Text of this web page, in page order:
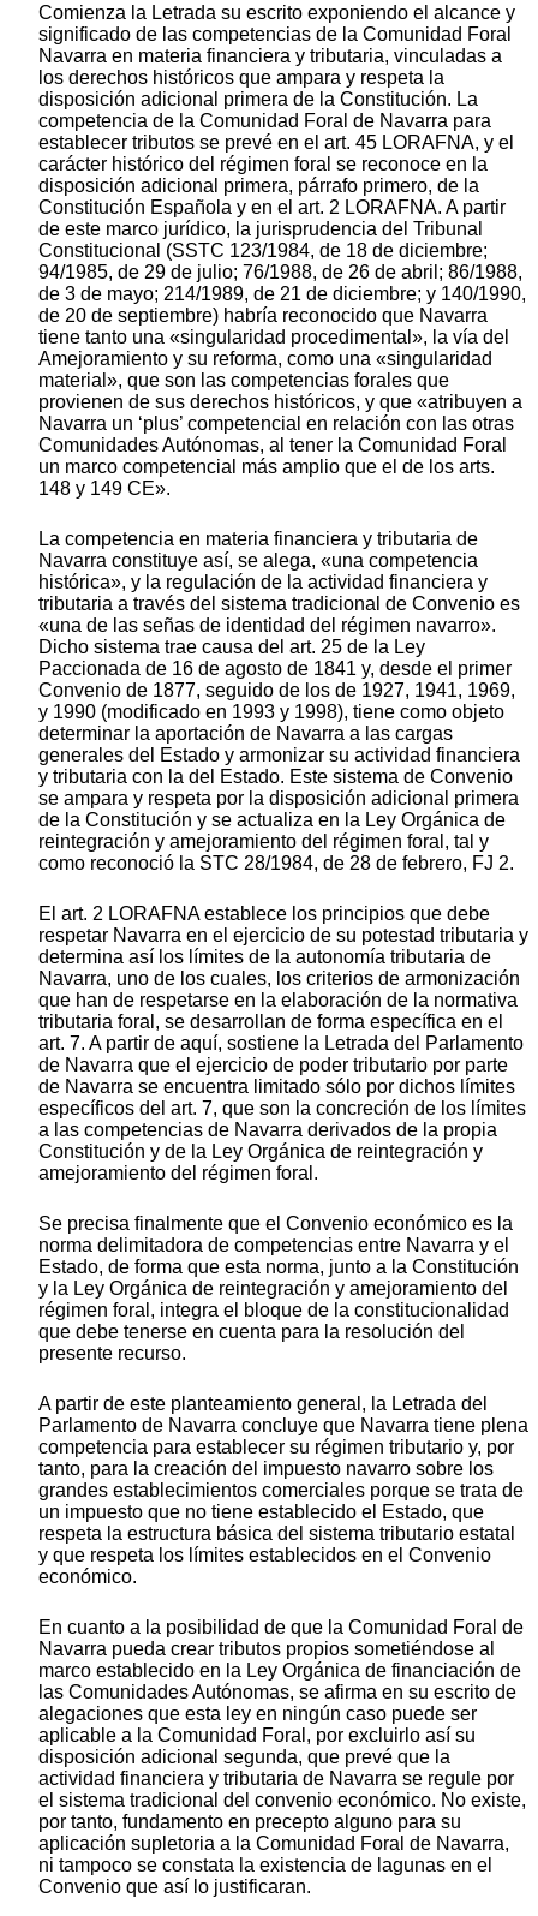
Comienza la Letrada su escrito exponiendo el alcance y
significado de las competencias de la Comunidad Foral
Navarra en materia financiera y tributaria, vinculadas a
los derechos históricos que ampara y respeta la
disposición adicional primera de la Constitución. La
competencia de la Comunidad Foral de Navarra para
establecer tributos se prevé en el art. 45 LORAFNA, y el
carácter histórico del régimen foral se reconoce en la
disposición adicional primera, párrafo primero, de la
Constitución Española y en el art. 2 LORAFNA. A partir
de este marco jurídico, la jurisprudencia del Tribunal
Constitucional (SSTC 123/1984, de 18 de diciembre;
94/1985, de 29 de julio; 76/1988, de 26 de abril; 86/1988,
de 3 de mayo; 214/1989, de 21 de diciembre; y 140/1990,
de 20 de septiembre) habría reconocido que Navarra
tiene tanto una «singularidad procedimental», la vía del
Amejoramiento y su reforma, como una «singularidad
material», que son las competencias forales que
provienen de sus derechos históricos, y que «atribuyen a
Navarra un ‘plus’ competencial en relación con las otras
Comunidades Autónomas, al tener la Comunidad Foral
un marco competencial más amplio que el de los arts.
148 y 149 CE».
La competencia en materia financiera y tributaria de
Navarra constituye así, se alega, «una competencia
histórica», y la regulación de la actividad financiera y
tributaria a través del sistema tradicional de Convenio es
«una de las señas de identidad del régimen navarro».
Dicho sistema trae causa del art. 25 de la Ley
Paccionada de 16 de agosto de 1841 y, desde el primer
Convenio de 1877, seguido de los de 1927, 1941, 1969,
y 1990 (modificado en 1993 y 1998), tiene como objeto
determinar la aportación de Navarra a las cargas
generales del Estado y armonizar su actividad financiera
y tributaria con la del Estado. Este sistema de Convenio
se ampara y respeta por la disposición adicional primera
de la Constitución y se actualiza en la Ley Orgánica de
reintegración y amejoramiento del régimen foral, tal y
como reconoció la STC 28/1984, de 28 de febrero, FJ 2.
El art. 2 LORAFNA establece los principios que debe
respetar Navarra en el ejercicio de su potestad tributaria y
determina así los límites de la autonomía tributaria de
Navarra, uno de los cuales, los criterios de armonización
que han de respetarse en la elaboración de la normativa
tributaria foral, se desarrollan de forma específica en el
art. 7. A partir de aquí, sostiene la Letrada del Parlamento
de Navarra que el ejercicio de poder tributario por parte
de Navarra se encuentra limitado sólo por dichos límites
específicos del art. 7, que son la concreción de los límites
a las competencias de Navarra derivados de la propia
Constitución y de la Ley Orgánica de reintegración y
amejoramiento del régimen foral.
Se precisa finalmente que el Convenio económico es la
norma delimitadora de competencias entre Navarra y el
Estado, de forma que esta norma, junto a la Constitución
y la Ley Orgánica de reintegración y amejoramiento del
régimen foral, integra el bloque de la constitucionalidad
que debe tenerse en cuenta para la resolución del
presente recurso.
A partir de este planteamiento general, la Letrada del
Parlamento de Navarra concluye que Navarra tiene plena
competencia para establecer su régimen tributario y, por
tanto, para la creación del impuesto navarro sobre los
grandes establecimientos comerciales porque se trata de
un impuesto que no tiene establecido el Estado, que
respeta la estructura básica del sistema tributario estatal
y que respeta los límites establecidos en el Convenio
económico.
En cuanto a la posibilidad de que la Comunidad Foral de
Navarra pueda crear tributos propios sometiéndose al
marco establecido en la Ley Orgánica de financiación de
las Comunidades Autónomas, se afirma en su escrito de
alegaciones que esta ley en ningún caso puede ser
aplicable a la Comunidad Foral, por excluirlo así su
disposición adicional segunda, que prevé que la
actividad financiera y tributaria de Navarra se regule por
el sistema tradicional del convenio económico. No existe,
por tanto, fundamento en precepto alguno para su
aplicación supletoria a la Comunidad Foral de Navarra,
ni tampoco se constata la existencia de lagunas en el
Convenio que así lo justificaran.